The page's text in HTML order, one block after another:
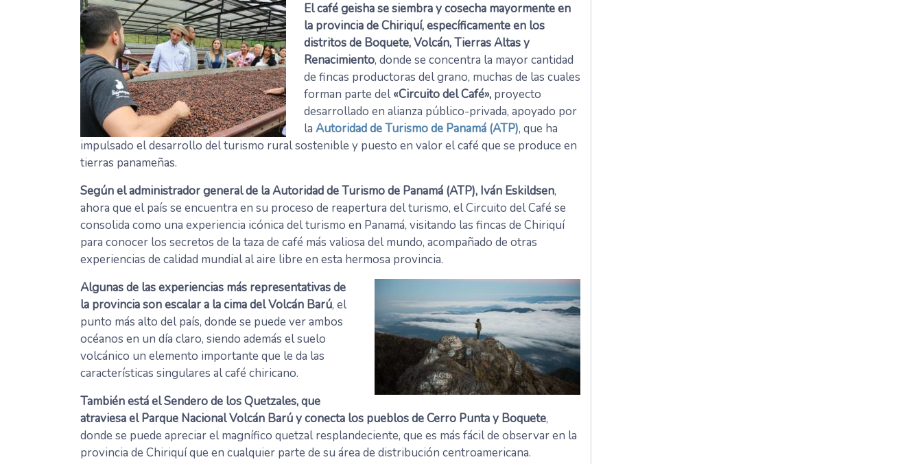
El café geisha se siembra y cosecha mayormente en
la provincia de Chiriquí, específicamente en los
distritos de Boquete, Volcán, Tierras Altas y
Renacimiento, donde se concentra la mayor cantidad
de fincas productoras del grano, muchas de las cuales
forman parte del«Circuito del Café»,proyecto
desarrollado en alianza público-privada, apoyado por
la Autoridad de Turismo de Panamá (ATP), que ha
impulsado el desarrollo del turismo rural sostenible y puesto en valor el café que se produce en
tierras panameñas.
Según el administrador general de la Autoridad de Turismo de Panamá (ATP), Iván Eskildsen,
ahora que el país se encuentra en su proceso de reapertura del turismo, el Circuito del Café se
consolida como una experiencia icónica del turismo en Panamá, visitando las fincas de Chiriquí
para conocer los secretos de la taza de café más valiosa del mundo, acompañado de otras
experiencias de calidad mundial al aire libre en esta hermosa provincia.
Algunas de las experiencias más representativas de
la provincia son escalar a la cima del Volcán Barú, el
punto más alto del país, donde se puede ver ambos
océanos en un día claro, siendo además el suelo
volcánico un elemento importante que le da las
características singulares al café chiricano.
También está el Sendero de los Quetzales, que
atraviesa el Parque Nacional Volcán Barú y conecta los pueblos de Cerro Punta y Boquete,
donde se puede apreciar el magnífico quetzal resplandeciente, que es más fácil de observar en la
provincia de Chiriquí que en cualquier parte de su área de distribución centroamericana.